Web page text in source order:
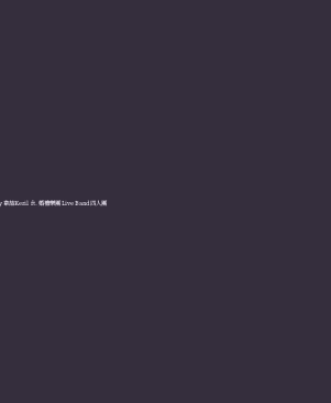
韋喆Keril ft.婚禮樂團Live Band四人團